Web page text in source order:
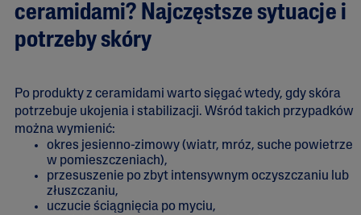
ceramidami? Najczęstsze sytuacje i
potrzeby skóry
Po produkty z ceramidami warto sięgać wtedy, gdy skóra
potrzebuje ukojenia i stabilizacji. Wśród takich przypadków
można wymienić:
okres jesienno-zimowy (wiatr, mróz, suche powietrze
w pomieszczeniach),
przesuszenie po zbyt intensywnym oczyszczaniu lub
złuszczaniu,
uczucie ściągnięcia po myciu,